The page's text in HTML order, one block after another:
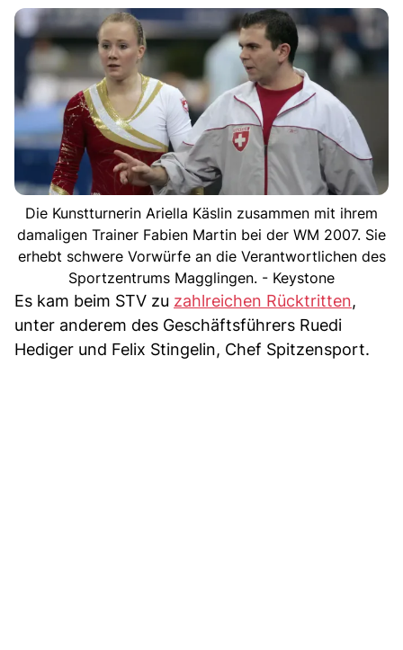
Die Kunstturnerin Ariella Käslin zusammen mit ihrem
damaligen Trainer Fabien Martin bei der WM 2007. Sie
erhebt schwere Vorwürfe an die Verantwortlichen des
Sportzentrums Magglingen. - Keystone
Es kam beim STV zu zahlreichen Rücktritten,
unter anderem des Geschäftsführers Ruedi
Hediger und Felix Stingelin, Chef Spitzensport.